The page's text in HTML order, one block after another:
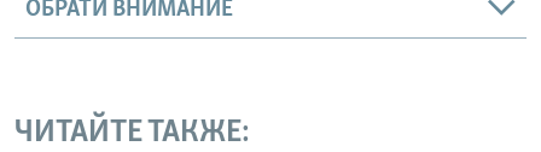
ОБРАТИ ВНИМАНИЕ
ЧИТАЙТЕ ТАКЖЕ: